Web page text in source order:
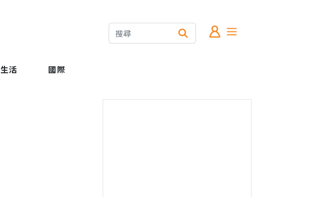
生活 國際